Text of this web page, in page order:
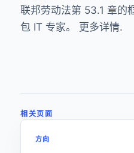
联邦劳动法第 53.1 章的
包 IT 专家。 更多详情.
相关页面
方向